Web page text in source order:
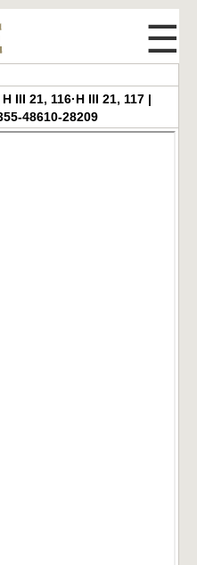
☰
III 21, 116·H III 21, 117 |
48610-28209